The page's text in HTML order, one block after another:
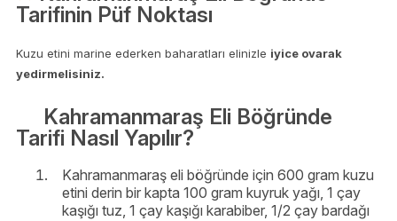
Tarifinin Püf Noktası
Kuzu etini marine ederken baharatları elinizle iyice ovarak
yedirmelisiniz.
Kahramanmaraş Eli Böğründe
Tarifi Nasıl Yapılır?
Kahramanmaraş eli böğründe için 600 gram kuzu
etini derin bir kapta 100 gram kuyruk yağı, 1 çay
kaşığı tuz, 1 çay kaşığı karabiber, 1/2 çay bardağı